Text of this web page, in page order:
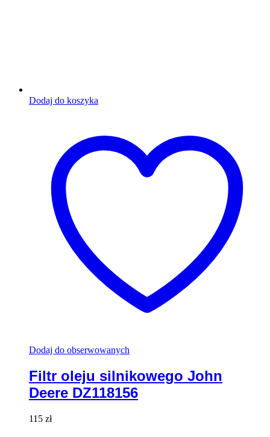
Dodaj do koszyka
Dodaj do obserwowanych
Filtr oleju silnikowego John
Deere DZ118156
115 zł